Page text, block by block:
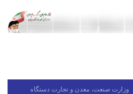
وزارت صنعت، معدن و تجارت دستگاه